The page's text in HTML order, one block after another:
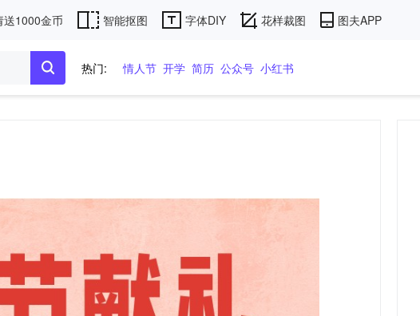
送1000金币 智能抠图 字体DIY 花样裁图 图夫APP
热门: 情人节 开学 简历 公众号 小红书